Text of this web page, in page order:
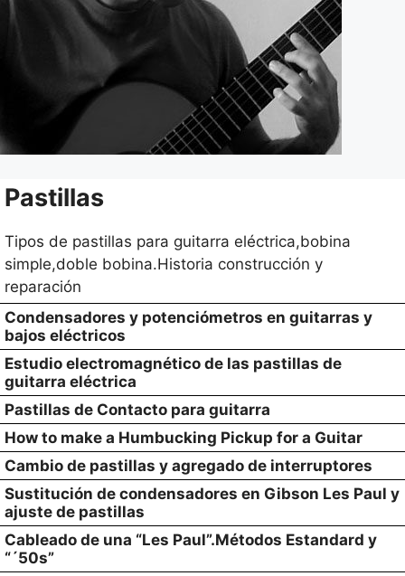
Pastillas
Tipos de pastillas para guitarra eléctrica,bobina
simple,doble bobina.Historia construcción y
reparación
Condensadores y potenciómetros en guitarras y
bajos eléctricos
Estudio electromagnético de las pastillas de
guitarra eléctrica
Pastillas de Contacto para guitarra
How to make a Humbucking Pickup for a Guitar
Cambio de pastillas y agregado de interruptores
Sustitución de condensadores en Gibson Les Paul y
ajuste de pastillas
Cableado de una “Les Paul”.Métodos Estandard y
“´50s”